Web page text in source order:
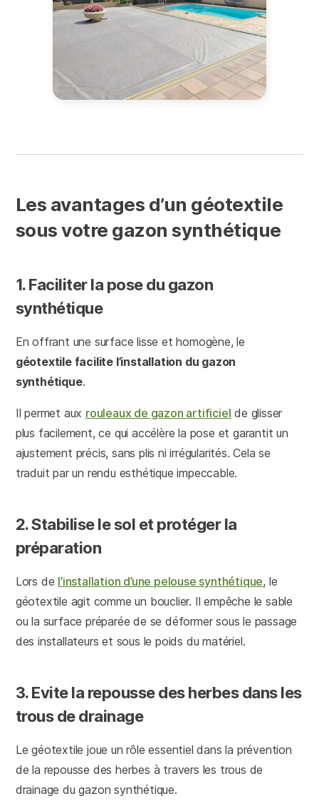
Les avantages d’un géotextile
sous votre gazon synthétique
1. Faciliter la pose du gazon
synthétique
En offrant une surface lisse et homogène, le
géotextile facilite l’installation du gazon
synthétique.
Il permet aux rouleaux de gazon artificiel de glisser
plus facilement, ce qui accélère la pose et garantit un
ajustement précis, sans plis ni irrégularités. Cela se
traduit par un rendu esthétique impeccable.
2. Stabilise le sol et protéger la
préparation
Lors de l’installation d’une pelouse synthétique, le
géotextile agit comme un bouclier. Il empêche le sable
ou la surface préparée de se déformer sous le passage
des installateurs et sous le poids du matériel.
3. Evite la repousse des herbes dans les
trous de drainage
Le géotextile joue un rôle essentiel dans la prévention
de la repousse des herbes à travers les trous de
drainage du gazon synthétique.